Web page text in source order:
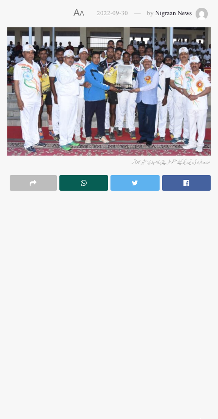
by Nigraan News
2022-09-30
A
A
معذور افراد کی دیکھ ریکھ کیلئے منظم طریقے پر کام جاری: مشیر بھٹناگر